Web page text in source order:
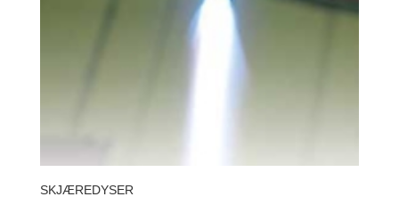
SKJÆREDYSER